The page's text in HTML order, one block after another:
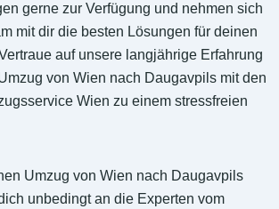
gerne zur Verfügung und nehmen sich
mit dir die besten Lösungen für deinen
auf unsere langjährige Erfahrung
von Wien nach Daugavpils mit den
Wien zu einem stressfreien
Umzug von Wien nach Daugavpils
unbedingt an die Experten vom